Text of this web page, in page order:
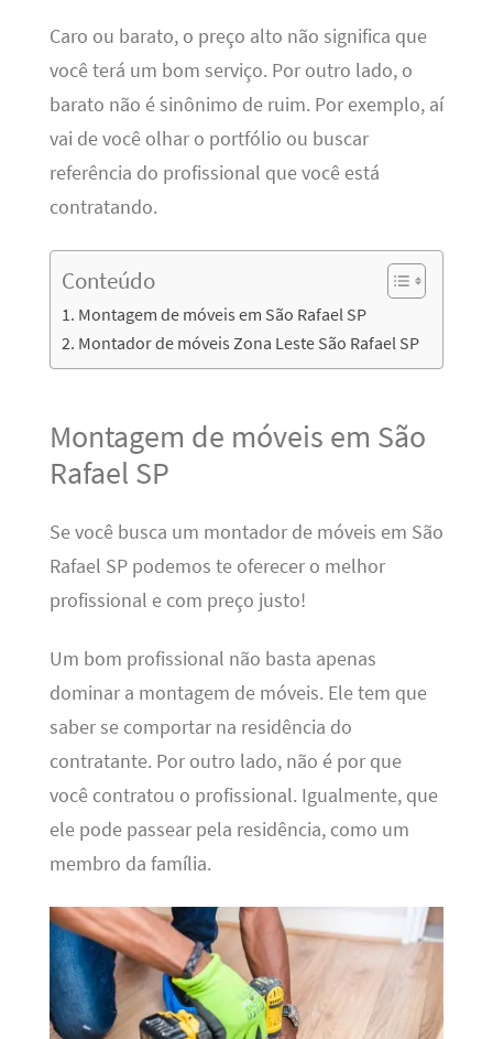
Caro ou barato, o preço alto não significa que
você terá um bom serviço. Por outro lado, o
barato não é sinônimo de ruim. Por exemplo, aí
vai de você olhar o portfólio ou buscar
referência do profissional que você está
contratando.
Conteúdo
Montagem de móveis em São Rafael SP
Montador de móveis Zona Leste São Rafael SP
Montagem de móveis em São
Rafael SP
Se você busca um montador de móveis em São
Rafael SP podemos te oferecer o melhor
profissional e com preço justo!
Um bom profissional não basta apenas
dominar a montagem de móveis. Ele tem que
saber se comportar na residência do
contratante. Por outro lado, não é por que
você contratou o profissional. Igualmente, que
ele pode passear pela residência, como um
membro da família.